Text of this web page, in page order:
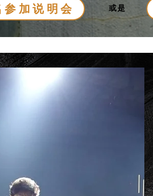
参加说明会 或是